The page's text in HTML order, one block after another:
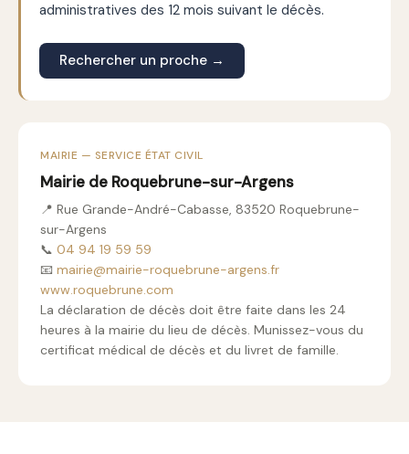
administratives des 12 mois suivant le décès.
Rechercher un proche →
MAIRIE — SERVICE ÉTAT CIVIL
Mairie de Roquebrune-sur-Argens
📍 Rue Grande-André-Cabasse, 83520 Roquebrune-
sur-Argens
📞 04 94 19 59 59
📧 mairie@mairie-roquebrune-argens.fr
www.roquebrune.com
La déclaration de décès doit être faite dans les 24
heures à la mairie du lieu de décès. Munissez-vous du
certificat médical de décès et du livret de famille.